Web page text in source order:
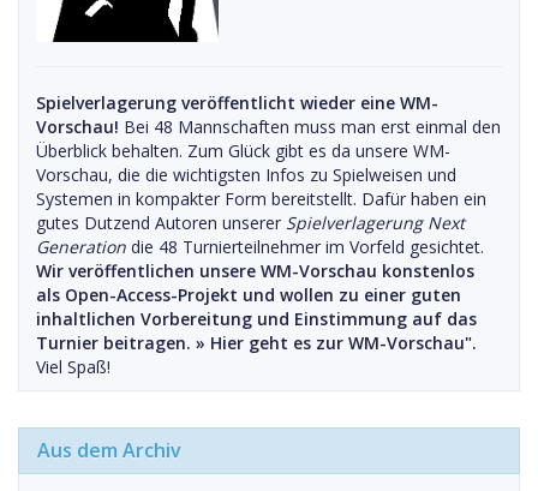
Spielverlagerung veröffentlicht wieder eine WM-
Vorschau! Bei 48 Mannschaften muss man erst einmal den
Überblick behalten. Zum Glück gibt es da unsere WM-
Vorschau, die die wichtigsten Infos zu Spielweisen und
Systemen in kompakter Form bereitstellt. Dafür haben ein
gutes Dutzend Autoren unserer Spielverlagerung Next
Generation die 48 Turnierteilnehmer im Vorfeld gesichtet.
Wir veröffentlichen unsere WM-Vorschau konstenlos
als Open-Access-Projekt und wollen zu einer guten
inhaltlichen Vorbereitung und Einstimmung auf das
Turnier beitragen. » Hier geht es zur WM-Vorschau".
Viel Spaß!
Aus dem Archiv